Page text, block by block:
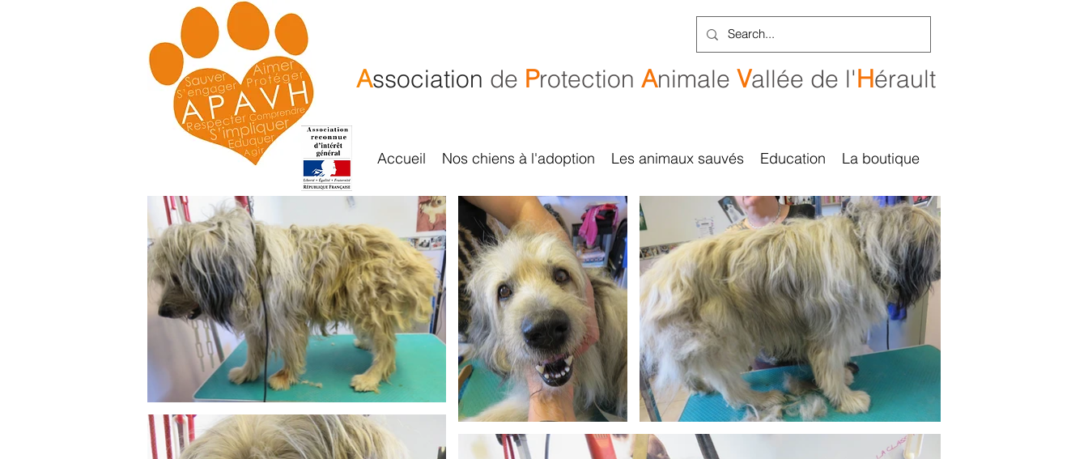
Association de Protection Animale Vallée de l'Hérault
Accueil Nos chiens à l'adoption Les animaux sauvés Education La boutique